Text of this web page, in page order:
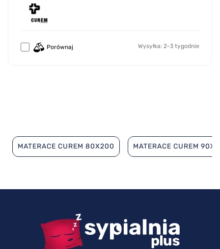
Porównaj Wysyłka: 2-3 tygodnie
MATERACE CUREM 80X200 MATERACE CUREM